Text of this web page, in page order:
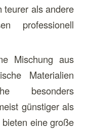
teurer als andere
professionell
Mischung aus
Materialien
besonders
günstiger als
eine große